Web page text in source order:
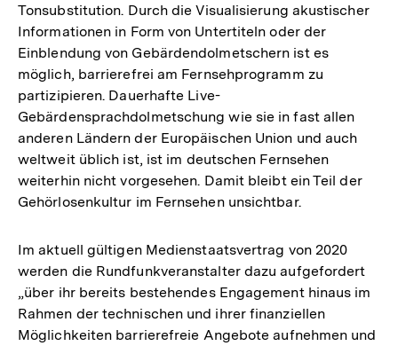
Tonsubstitution. Durch die Visualisierung akustischer
Informationen in Form von Untertiteln oder der
Einblendung von Gebärdendolmetschern ist es
möglich, barrierefrei am Fernsehprogramm zu
partizipieren. Dauerhafte Live-
Gebärdensprachdolmetschung wie sie in fast allen
anderen Ländern der Europäischen Union und auch
weltweit üblich ist, ist im deutschen Fernsehen
weiterhin nicht vorgesehen. Damit bleibt ein Teil der
Gehörlosenkultur im Fernsehen unsichtbar.
Im aktuell gültigen Medienstaatsvertrag von 2020
werden die Rundfunkveranstalter dazu aufgefordert
„über ihr bereits bestehendes Engagement hinaus im
Rahmen der technischen und ihrer finanziellen
Möglichkeiten barrierefreie Angebote aufnehmen und